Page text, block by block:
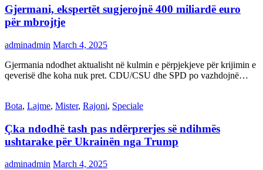
Gjermani, ekspertët sugjerojnë 400 miliardë euro
për mbrojtje
adminadmin March 4, 2025
Gjermania ndodhet aktualisht në kulmin e përpjekjeve për krijimin e
qeverisë dhe koha nuk pret. CDU/CSU dhe SPD po vazhdojnë…
Bota, Lajme, Mister, Rajoni, Speciale
Çka ndodhë tash pas ndërprerjes së ndihmës
ushtarake për Ukrainën nga Trump
adminadmin March 4, 2025